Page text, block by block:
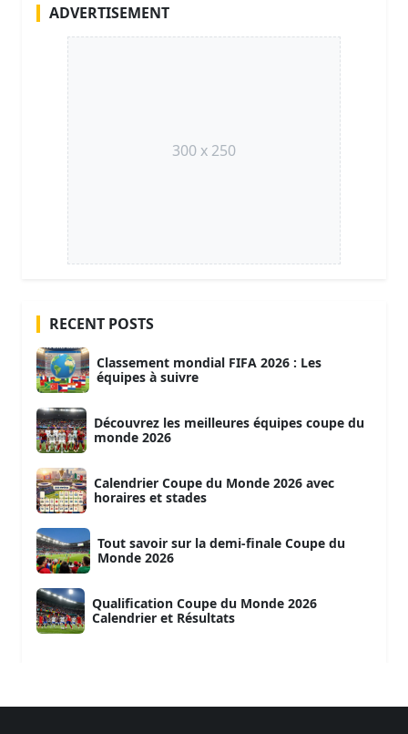
ADVERTISEMENT
300 x 250
RECENT POSTS
Classement mondial FIFA 2026 : Les
équipes à suivre
Découvrez les meilleures équipes coupe du
monde 2026
Calendrier Coupe du Monde 2026 avec
horaires et stades
Tout savoir sur la demi-finale Coupe du
Monde 2026
Qualification Coupe du Monde 2026
Calendrier et Résultats